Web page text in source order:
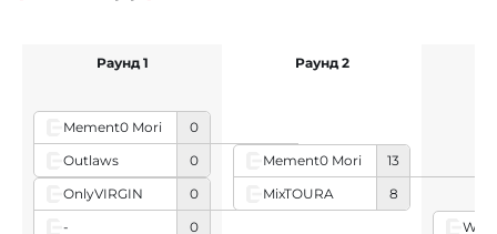
Mement0 Mori
0
Outlaws
0
OnlyVIRGIN
0
-
0
Раунд 1
Mement0 Mori
13
MixTOURA
8
Раунд 2
Way